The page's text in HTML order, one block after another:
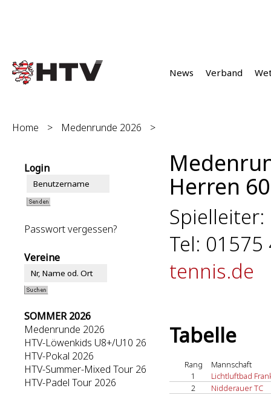
News Verband
Home > Medenrunde 2026 >
Login
Passwort vergessen?
Vereine
SOMMER 2026
Medenrunde 2026
HTV-Löwenkids U8+/U10 26
HTV-Pokal 2026
HTV-Summer-Mixed Tour 26
HTV-Padel Tour 2026
Herren
Spielleiter:
Tel:
tennis.de
Tabelle
Rang
Mannschaft
1
Lichtluftbad
2
Nidderauer TC